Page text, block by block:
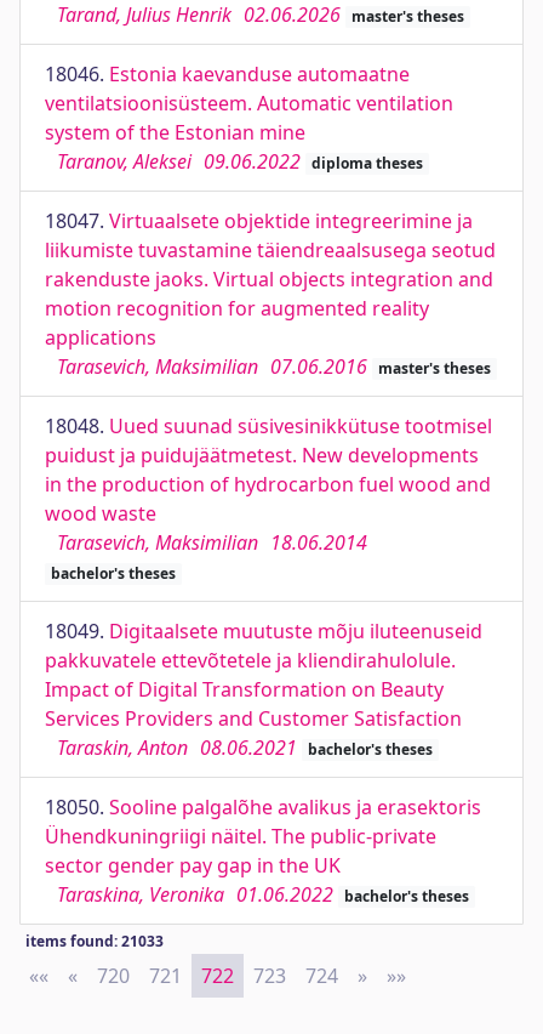
Tarand, Julius Henrik 02.06.2026 master's theses
18046. Estonia kaevanduse automaatne
ventilatsioonisüsteem. Automatic ventilation
system of the Estonian mine
Taranov, Aleksei 09.06.2022 diploma theses
18047. Virtuaalsete objektide integreerimine ja
liikumiste tuvastamine täiendreaalsusega seotud
rakenduste jaoks. Virtual objects integration and
motion recognition for augmented reality
applications
Tarasevich, Maksimilian 07.06.2016 master's theses
18048. Uued suunad süsivesinikkütuse tootmisel
puidust ja puidujäätmetest. New developments
in the production of hydrocarbon fuel wood and
wood waste
Tarasevich, Maksimilian 18.06.2014
bachelor's theses
18049. Digitaalsete muutuste mõju iluteenuseid
pakkuvatele ettevõtetele ja kliendirahulolule.
Impact of Digital Transformation on Beauty
Services Providers and Customer Satisfaction
Taraskin, Anton 08.06.2021 bachelor's theses
18050. Sooline palgalõhe avalikus ja erasektoris
Ühendkuningriigi näitel. The public-private
sector gender pay gap in the UK
Taraskina, Veronika 01.06.2022 bachelor's theses
items found: 21033
«« First
« Previous
720 721 722 723 724 » Next
»»